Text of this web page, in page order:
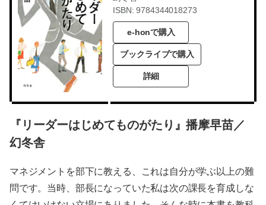
ISBN: 9784344018273
e-honで購入
ブックライブで購入
詳細
『リーダーはじめてものがたり』播摩早苗／
幻冬舎
マネジメントを部下に教える、これは自分が学ぶ以上の難
問です。当時、部長になっていた私は次の課長を育成しな